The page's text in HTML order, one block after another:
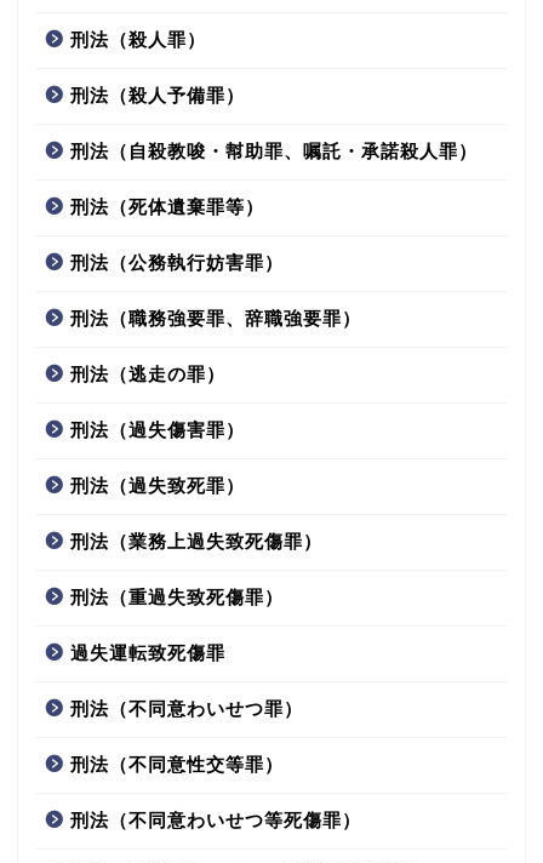
刑法（殺人罪）
刑法（殺人予備罪）
刑法（自殺教唆・幇助罪、嘱託・承諾殺人罪）
刑法（死体遺棄罪等）
刑法（公務執行妨害罪）
刑法（職務強要罪、辞職強要罪）
刑法（逃走の罪）
刑法（過失傷害罪）
刑法（過失致死罪）
刑法（業務上過失致死傷罪）
刑法（重過失致死傷罪）
過失運転致死傷罪
刑法（不同意わいせつ罪）
刑法（不同意性交等罪）
刑法（不同意わいせつ等死傷罪）